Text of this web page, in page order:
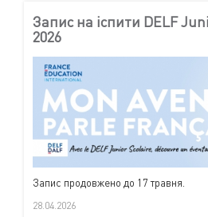
Запис на іспити DELF
2026
Запис продовжено до 17 травня.
28.04.2026